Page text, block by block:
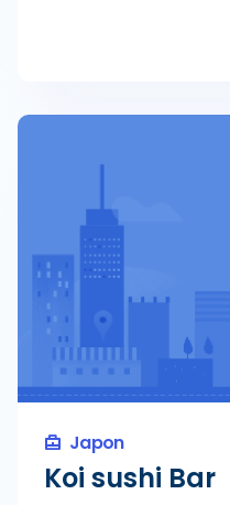
Japon
Koi sushi Bar